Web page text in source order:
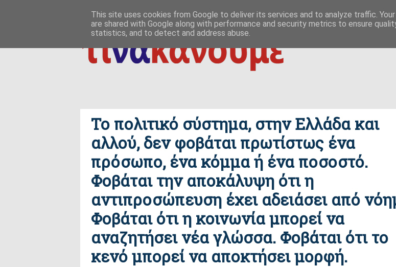
ΑΡΧΙΚΗ ΠΟΙΟΣ ΤΙ ΠΟΥ ΠΡΟΣ ΤΟ ΔΕΙΝ ΟΥΤΩ ΕΥΣΗΜΟΝ ΛΟΓΟΝ ΜΙΚΡΟΚΟΣΜΟΙ
ΕΠΙΚΟΙΝΩΝΙΑ
δημιουργία / εδαφικές, ανθρωπολογικές ρίζες της οικονομίας|δημοκρατία /
Το πολιτικό σύστημα, στην Ελλάδα και
αλλού, δεν φοβάται πρωτίστως ένα
πρόσωπο, ένα κόμμα ή ένα ποσοστό.
Φοβάται την αποκάλυψη ότι η
αντιπροσώπευση έχει αδειάσει από
Φοβάται ότι η κοινωνία μπορεί να
αναζητήσει νέα γλώσσα. Φοβάται ότι το
κενό μπορεί να αποκτήσει μορφή.
This site uses cookies from Google to deliver its services and to analyze traffic.
are shared with Google along with performance and security metrics to ensure
statistics, and to detect and address abuse.